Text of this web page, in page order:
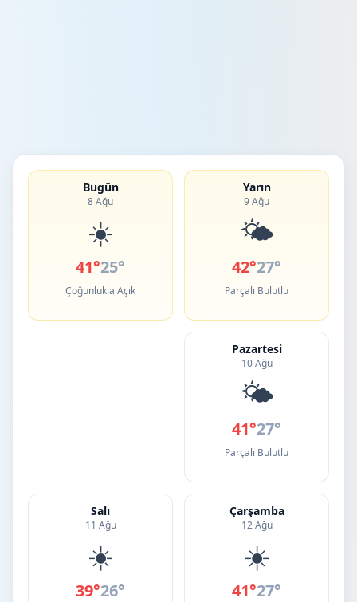
Bugün
8 Ağu
☀️
41°25°
Çoğunlukla Açık
Yarın
9 Ağu
🌤️
42°27°
Parçalı Bulutlu
Pazartesi
10 Ağu
🌤️
41°27°
Parçalı Bulutlu
Salı
11 Ağu
☀️
39°26°
Çarşamba
12 Ağu
☀️
41°27°